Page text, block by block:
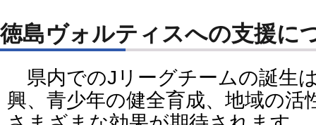
徳島ヴォルティスへの支援に
県内でのJリーグチームの誕生
興、青少年の健全育成、地域の活